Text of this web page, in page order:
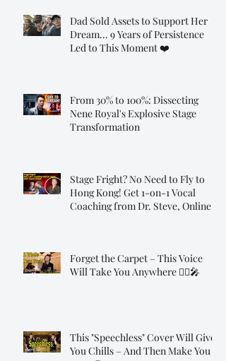
Dad Sold Assets to Support Her
Dream... 9 Years of Persistence
Led to This Moment ❤️
From 30% to 100%: Dissecting
Nene Royal's Explosive Stage
Transformation
Stage Fright? No Need to Fly to
Hong Kong! Get 1-on-1 Vocal
Coaching from Dr. Steve, Online!
Forget the Carpet – This Voice
Will Take You Anywhere 🧞‍♂️🎤
This "Speechless" Cover Will Give
You Chills – And Then Make You